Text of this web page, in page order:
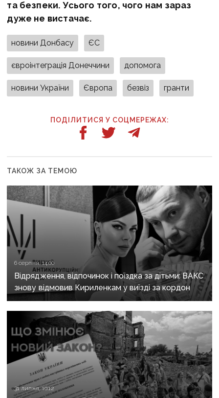
та безпеки. Усього того, чого нам зараз
дуже не вистачає.
новини Донбасу ЄС
євроінтеграція Донеччини допомога
новини України Європа безвіз гранти
ПОДІЛИТИСЯ У СОЦМЕРЕЖАХ:
ТАКОЖ ЗА ТЕМОЮ
6 серпня, 14:00
Відрядження, відпочинок і поїздка за дітьми: ВАКС
знову відмовив Кириленкам у виїзді за кордон
31 липня, 10:12